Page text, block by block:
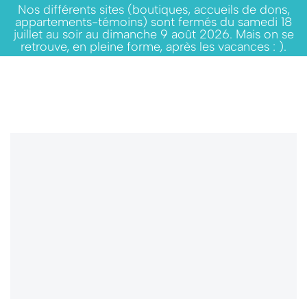
Nos différents sites (boutiques, accueils de dons,
appartements-témoins) sont fermés du samedi 18
juillet au soir au dimanche 9 août 2026. Mais on se
retrouve, en pleine forme, après les vacances : ).